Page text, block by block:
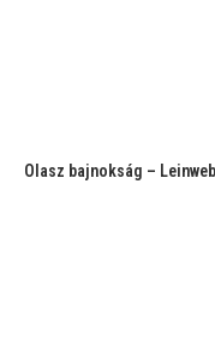
Olasz bajnokság –